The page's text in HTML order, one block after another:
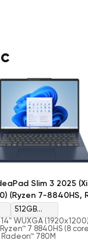
Slim 3 2025
(Ryzen 7-8840HS,
512GB, AMD Radeon
14'' FHD+)
512GB
PCIe
Gen4 M.2
14" WUXGA
300nits, Anti-glare,
7 8840HS (8
Radeon™ 780M